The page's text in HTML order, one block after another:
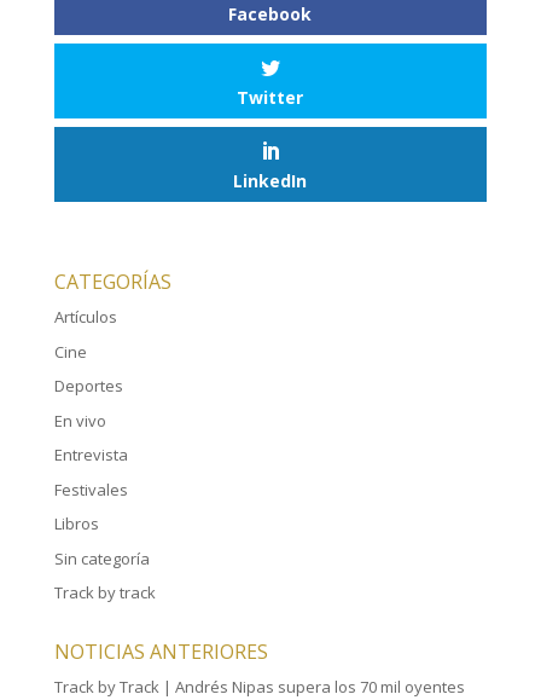
Facebook
Twitter
LinkedIn
CATEGORÍAS
Artículos
Cine
Deportes
En vivo
Entrevista
Festivales
Libros
Sin categoría
Track by track
NOTICIAS ANTERIORES
Track by Track | Andrés Nipas supera los 70 mil oyentes